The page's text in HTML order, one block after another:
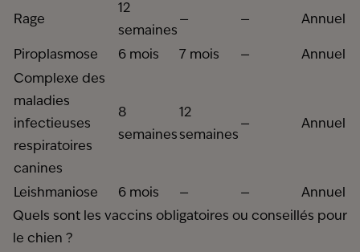
Rage
12
semaines
— — Annuel
Piroplasmose 6 mois 7 mois —
Annuel
Complexe des
maladies
infectieuses
respiratoires
canines
8
semaines
12
semaines
— Annuel
Leishmaniose 6 mois — —
Annuel
Quels sont les vaccins obligatoires ou conseillés pour
le chien ?